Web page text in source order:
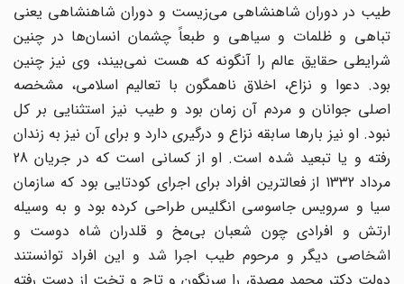
طیب در دوران شاهنشاهى مى‌زیست و دوران شاهنشاهى یعنى
تباهى و ظلمات و سیاهى و طبعاً چشمان انسان‌ها در چنین
شرایطى حقایق عالم را آنگونه که هست نمى‌بیند، وى نیز چنین
بود. دعوا و نزاع، اخلاق ناهمگون با تعالیم اسلامى، مشخصه
اصلى جوانان و مردم آن زمان بود و طیب نیز استثنایى بر کل
نبود. او نیز بارها سابقه نزاع و درگیرى دارد و براى آن نیز به زندان
رفته و یا تبعید شده است. او از کسانى است که در جریان 28
مرداد 1332 از فعالترین افراد براى اجراى کودتایى بود که سازمان
سیا و سرویس جاسوسی انگلیس طراحى کرده بود و به وسیله
ارتش و افرادى چون شعبان بى‌مخ و قلدران شاه‌ دوست و
اشخاصى دیگر و مرحوم طیب اجرا شد و این افراد توانستند